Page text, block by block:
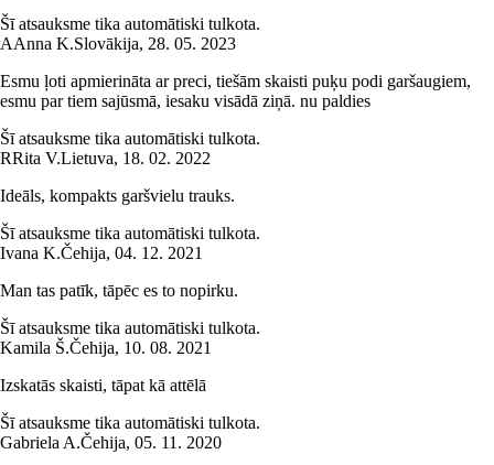
Šī atsauksme tika automātiski tulkota.
AAnna K.Slovākija, 28. 05. 2023
Esmu ļoti apmierināta ar preci, tiešām skaisti puķu podi garšaugiem,
esmu par tiem sajūsmā, iesaku visādā ziņā. nu paldies
Šī atsauksme tika automātiski tulkota.
RRita V.Lietuva, 18. 02. 2022
Ideāls, kompakts garšvielu trauks.
Šī atsauksme tika automātiski tulkota.
Ivana K.Čehija, 04. 12. 2021
Man tas patīk, tāpēc es to nopirku.
Šī atsauksme tika automātiski tulkota.
Kamila Š.Čehija, 10. 08. 2021
Izskatās skaisti, tāpat kā attēlā
Šī atsauksme tika automātiski tulkota.
Gabriela A.Čehija, 05. 11. 2020